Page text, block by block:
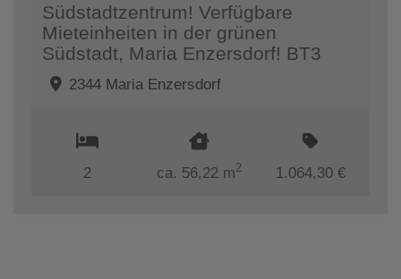
Südstadtzentrum! Verfügbare
Mieteinheiten in der grünen
Südstadt, Maria Enzersdorf! BT3
2344 Maria Enzersdorf
2 ca. 56,22 m2 1.064,30 €